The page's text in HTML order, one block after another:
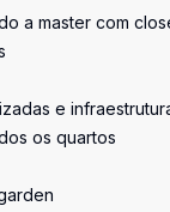
a master com
e
os quartos